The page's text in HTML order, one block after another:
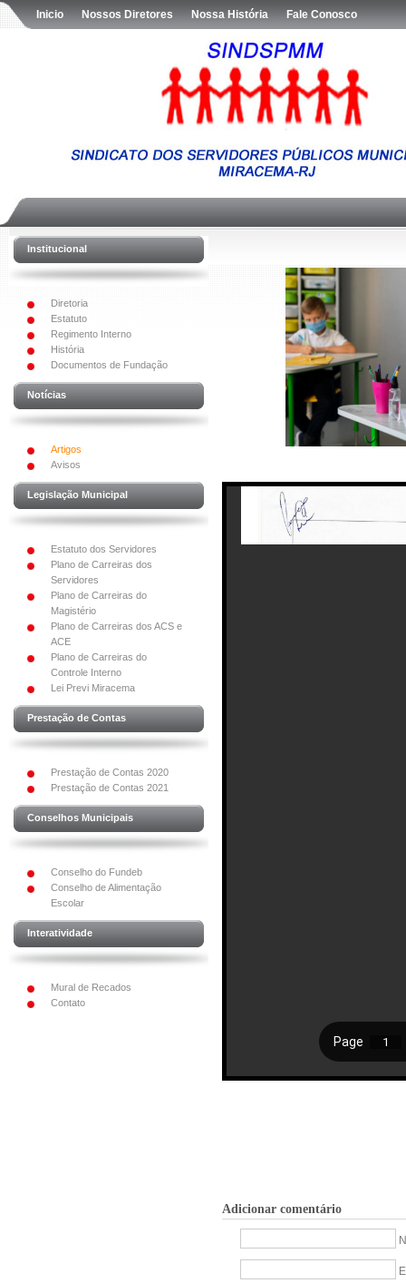
Inicio Nossos Diretores Nossa História Fale Conosco
Institucional
Diretoria
Estatuto
Regimento Interno
História
Documentos de Fundação
Notícias
Artigos
Avisos
Legislação Municipal
Estatuto dos Servidores
Plano de Carreiras dos
Servidores
Plano de Carreiras do
Magistério
Plano de Carreiras dos ACS e
ACE
Plano de Carreiras do
Controle Interno
Lei Previ Miracema
Prestação de Contas
Prestação de Contas 2020
Prestação de Contas 2021
Conselhos Municipais
Conselho do Fundeb
Conselho de Alimentação
Escolar
Interatividade
Mural de Recados
Contato
Adicionar comentário